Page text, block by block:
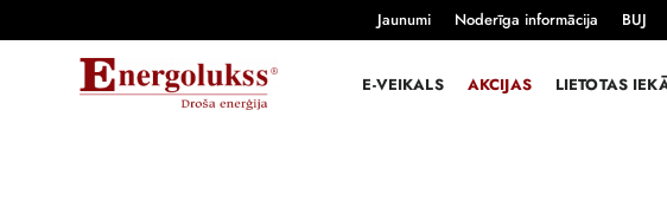
Jaunumi Noderīga informācija BUJ
E-VEIKALS AKCIJAS LIETOTAS